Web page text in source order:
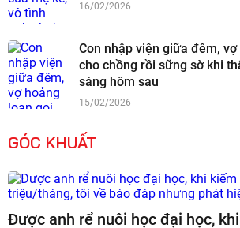
16/02/2026
Con nhập viện giữa đêm,
cho chồng rồi sững sờ khi
sáng hôm sau
15/02/2026
GÓC KHUẤT
Được anh rể nuôi học đại học,